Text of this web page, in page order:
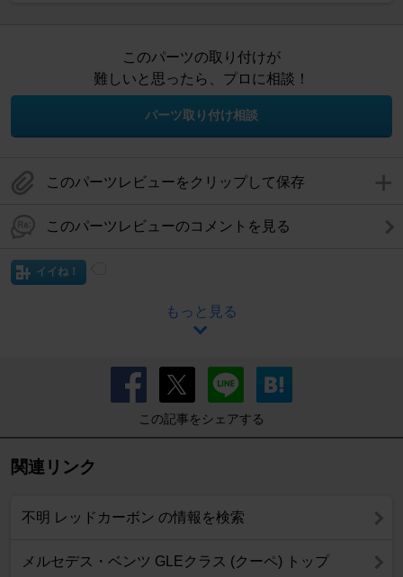
このパーツの取り付けが
難しいと思ったら、プロに相談！
パーツ取り付け相談
このパーツレビューをクリップして保存
このパーツレビューのコメントを見る
イイね！
もっと見る
この記事をシェアする
関連リンク
不明 レッドカーボン の情報を検索
メルセデス・ベンツ GLEクラス (クーペ) トップ